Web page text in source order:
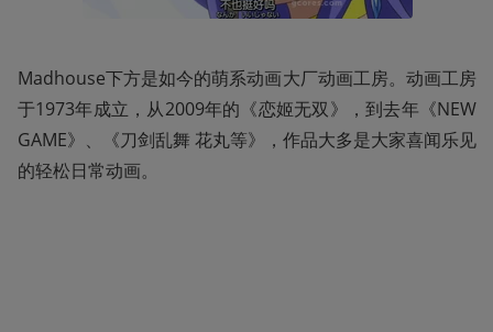
Madhouse下方是如今的萌系动画大厂动画工房。动画工房
于1973年成立，从2009年的《恋姬无双》，到去年《NEW
GAME》、《刀剑乱舞 花丸等》，作品大多是大家喜闻乐见
的轻松日常动画。